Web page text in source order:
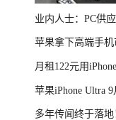
业内人士：PC供
苹果拿下高端手
月租122元用
苹果iPhone Ultra
多年传闻终于落地